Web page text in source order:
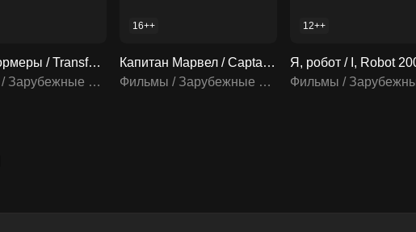
Трансформеры / Transformers 2007 смотреть онлайн
Фильмы / Зарубежные фильмы
16++
Капитан Марвел / Captain Marvel 2019 смотреть онлайн
Фильмы / Зарубежные фильмы
12++